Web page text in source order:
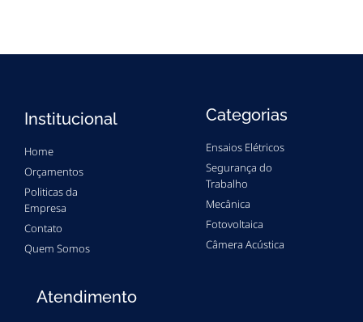
Institucional
Home
Orçamentos
Politicas da
Empresa
Contato
Quem Somos
Categorias
Ensaios Elétricos
Segurança do
Trabalho
Mecânica
Fotovoltaica
Câmera Acústica
Atendimento